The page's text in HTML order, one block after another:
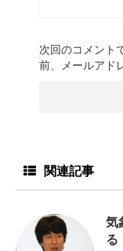
次回のコメント
前、メールアド
関連記事
気
る